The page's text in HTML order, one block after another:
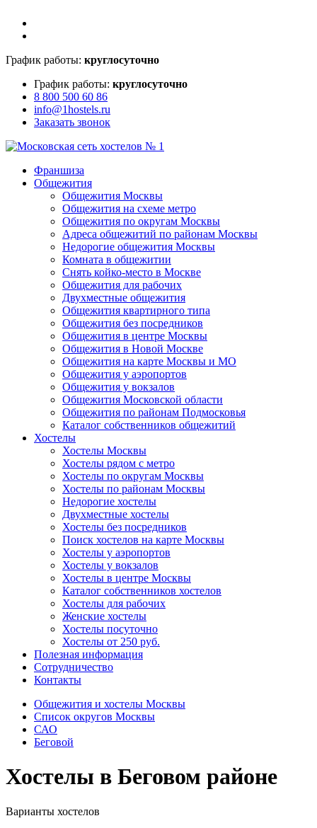
График работы: круглосуточно
График работы: круглосуточно
8 800 500 60 86
info@1hostels.ru
Заказать звонок
Франшиза
Общежития
Общежития Москвы
Общежития на схеме метро
Общежития по округам Москвы
Адреса общежитий по районам Москвы
Недорогие общежития Москвы
Комната в общежитии
Снять койко-место в Москве
Общежития для рабочих
Двухместные общежития
Общежития квартирного типа
Общежития без посредников
Общежития в центре Москвы
Общежития в Новой Москве
Общежития на карте Москвы и МО
Общежития у аэропортов
Общежития у вокзалов
Общежития Московской области
Общежития по районам Подмосковья
Каталог собственников общежитий
Хостелы
Хостелы Москвы
Хостелы рядом с метро
Хостелы по округам Москвы
Хостелы по районам Москвы
Недорогие хостелы
Двухместные хостелы
Хостелы без посредников
Поиск хостелов на карте Москвы
Хостелы у аэропортов
Хостелы у вокзалов
Хостелы в центре Москвы
Каталог собственников хостелов
Хостелы для рабочих
Женские хостелы
Хостелы посуточно
Хостелы от 250 руб.
Полезная информация
Сотрудничество
Контакты
Общежития и хостелы Москвы
Список округов Москвы
САО
Беговой
Хостелы в Беговом районе
Варианты хостелов